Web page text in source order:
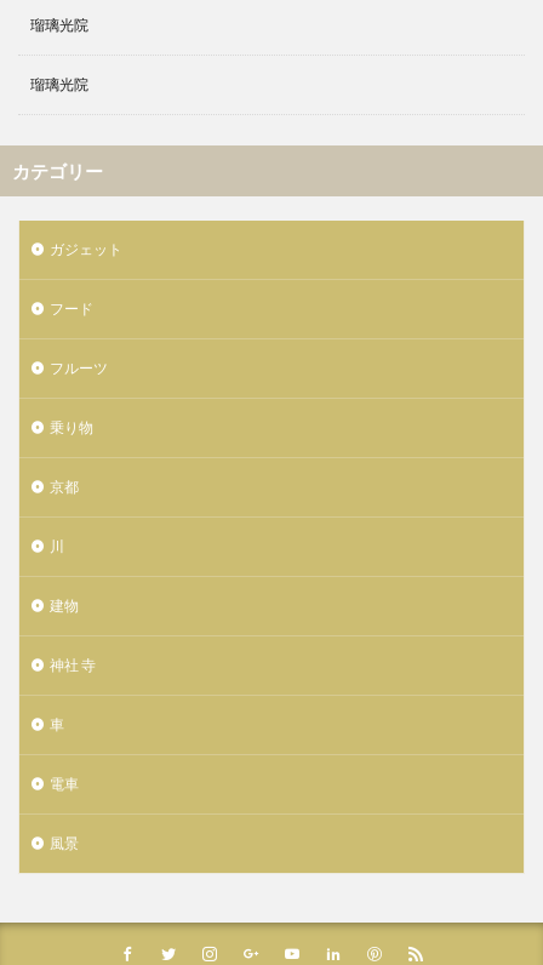
瑠璃光院
瑠璃光院
カテゴリー
ガジェット
フード
フルーツ
乗り物
京都
川
建物
神社 寺
車
電車
風景